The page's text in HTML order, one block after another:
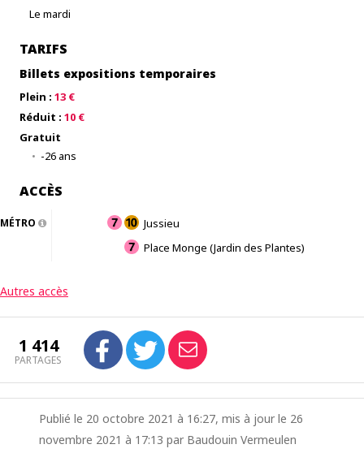
Le mardi
TARIFS
Billets expositions temporaires
Plein : 13 €
Réduit : 10 €
Gratuit
-26 ans
ACCÈS
MÉTRO
Jussieu
Place Monge (Jardin des Plantes)
Autres accès
1 414
PARTAGES
Publié le 20 octobre 2021 à 16:27, mis à jour le 26
novembre 2021 à 17:13 par Baudouin Vermeulen